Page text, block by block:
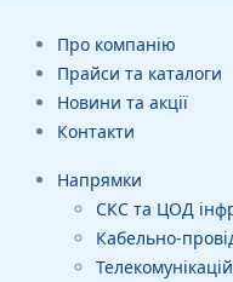
Про компанію
Прайси та каталоги
Новини та акції
Контакти
Напрямки
СКС та ЦОД
Кабельно-